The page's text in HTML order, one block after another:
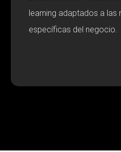
learning adaptados a las
específicas del negocio.